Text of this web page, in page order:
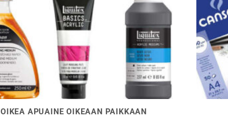
OIKEA APUAINE OIKEAAN PAIKKAAN